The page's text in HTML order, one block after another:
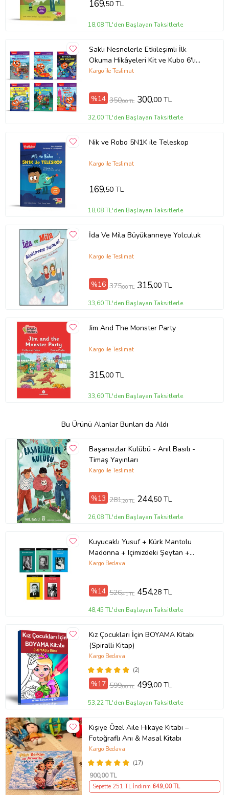
169,50 TL
18,08 TL'den Başlayan Taksitlerle
Saklı Nesnelerle Etkileşimli İlk
Okuma Hikâyeleri Kit ve Kubo 6'lı
Set
Kargo ile Teslimat
%14 350,00 TL 300,00 TL
32,00 TL'den Başlayan Taksitlerle
Nik ve Robo 5N1K ile Teleskop
Kargo ile Teslimat
169,50 TL
18,08 TL'den Başlayan Taksitlerle
İda Ve Mila Büyükanneye Yolculuk
Kargo ile Teslimat
%16 375,00 TL 315,00 TL
33,60 TL'den Başlayan Taksitlerle
Jim And The Monster Party
Kargo ile Teslimat
315,00 TL
33,60 TL'den Başlayan Taksitlerle
Bu Ürünü Alanlar Bunları da Aldı
Başarısızlar Kulübü - Anıl Basılı -
Timaş Yayınları
Kargo ile Teslimat
%13 281,20 TL 244,50 TL
26,08 TL'den Başlayan Taksitlerle
Kuyucaklı Yusuf + Kürk Mantolu
Madonna + Içimizdeki Şeytan +
Değirmen + Sırça Köşk- 5 Kitap Set
Kargo Bedava
%14 526,41 TL 454,28 TL
48,45 TL'den Başlayan Taksitlerle
Kız Çocukları İçin BOYAMA Kitabı
(Spiralli Kitap)
(2)
Kargo Bedava
%17 599,00 TL 499,00 TL
53,22 TL'den Başlayan Taksitlerle
Kişiye Özel Aile Hikaye Kitabı –
Fotoğraflı Anı & Masal Kitabı
(17)
Kargo Bedava
900,00 TL
Sepette 251 TL İndirim 649,00 TL